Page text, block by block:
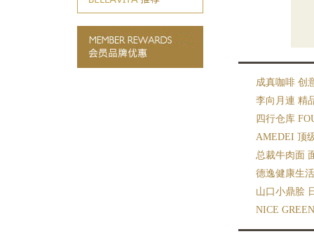
成真咖啡 创
李向月連 精
四行仓库
AMEDEI 顶
总裁牛肉面
德逸健康生
山口小鼎脍
NICE
aaa WINE